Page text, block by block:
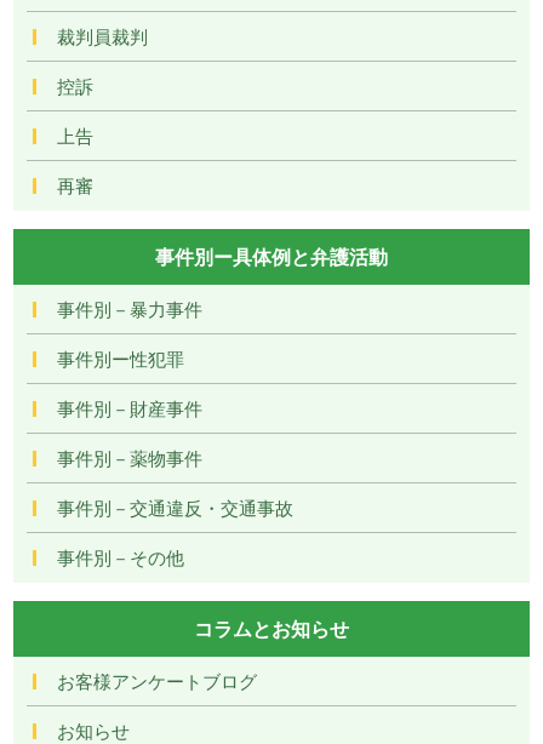
裁判員裁判
控訴
上告
再審
事件別ー具体例と弁護活動
事件別－暴力事件
事件別ー性犯罪
事件別－財産事件
事件別－薬物事件
事件別－交通違反・交通事故
事件別－その他
コラムとお知らせ
お客様アンケートブログ
お知らせ